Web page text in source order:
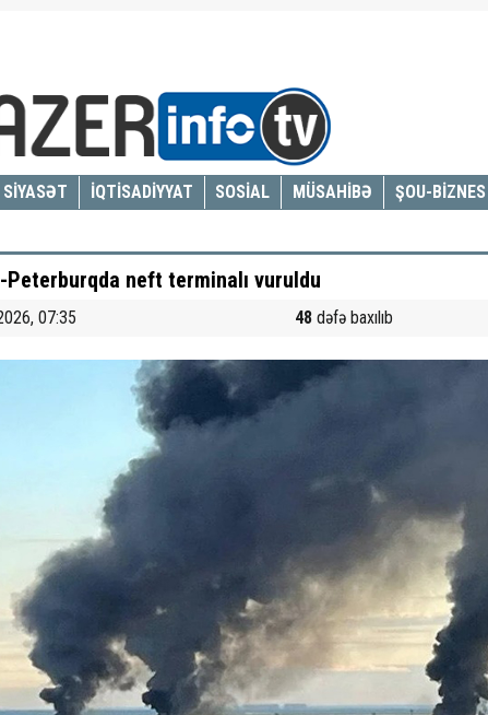
SİYASƏT İQTİSADİYYAT SOSİAL MÜSAHİBƏ ŞOU-BİZNES
Peterburqda neft terminalı vuruldu
07:35 48 dəfə baxılıb